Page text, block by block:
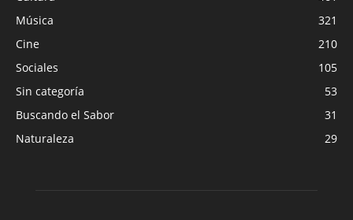
Música
321
Cine
210
Sociales
105
Sin categoría
53
Buscando el Sabor
31
Naturaleza
29